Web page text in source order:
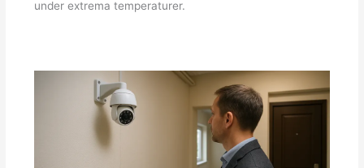
under extrema temperaturer.